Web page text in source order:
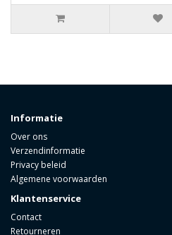
Informatie
Over ons
Verzendinformatie
Privacy beleid
Algemene voorwaarden
Klantenservice
Contact
Retourneren